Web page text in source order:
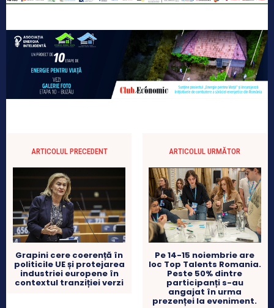
ARTICOLUL PRECEDENT
Grapini cere coerență în
politicile UE și protejarea
industriei europene în
contextul tranziției verzi
ARTICOLUL URMĂTOR
Pe 14-15 noiembrie are
loc Top Talents Romania.
Peste 50% dintre
participanți s-au
angajat în urma
prezenței la eveniment.